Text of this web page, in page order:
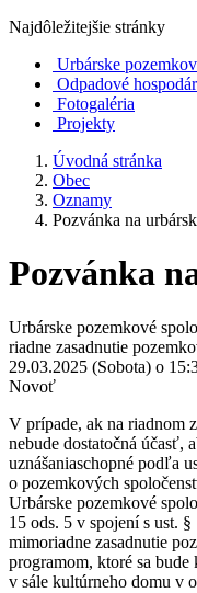
Najdôležitejšie stránky
Urbárske
Odpadové
Fotogaléria
Projekty
Úvodná stránka
Obec
Oznamy
Pozvánka na
Pozvánka
Urbárske pozemkové
riadne zasadnutie
29.03.2025 (Sobota) o
Novoť
V prípade, ak na riadnom
nebude dostatočná účasť,
uznášaniaschopné podľa
o pozemkových
Urbárske pozemkové
15 ods. 5 v spojení s ust.
mimoriadne zasadnutie
programom, ktoré sa
v sále kultúrneho domu v